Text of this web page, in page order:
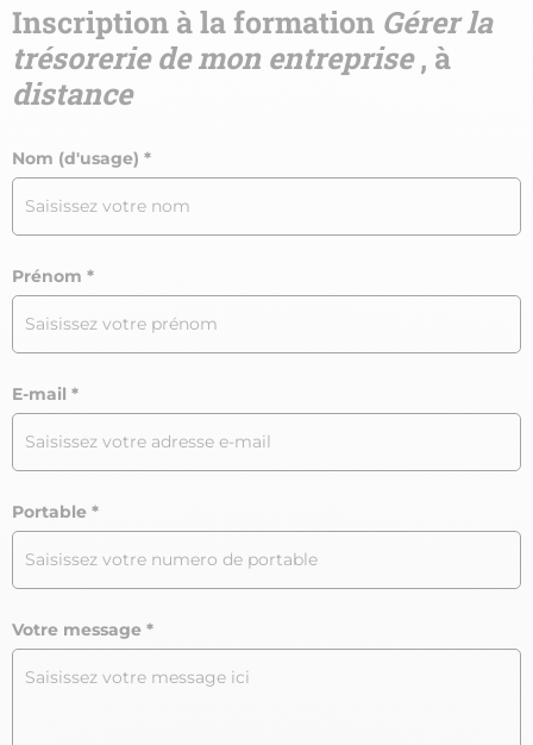
Inscription à la formation Gérer la
trésorerie de mon entreprise, à
distance
Nom (d'usage)
Prénom
E-mail
Portable
Votre message